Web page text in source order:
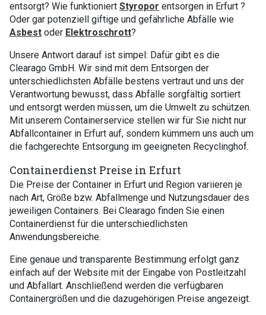
entsorgt? Wie funktioniert Styropor entsorgen in Erfurt ?
Oder gar potenziell giftige und gefährliche Abfälle wie
Asbest oder Elektroschrott?
Unsere Antwort darauf ist simpel: Dafür gibt es die
Clearago GmbH. Wir sind mit dem Entsorgen der
unterschiedlichsten Abfälle bestens vertraut und uns der
Verantwortung bewusst, dass Abfälle sorgfältig sortiert
und entsorgt werden müssen, um die Umwelt zu schützen.
Mit unserem Containerservice stellen wir für Sie nicht nur
Abfallcontainer in Erfurt auf, sondern kümmern uns auch um
die fachgerechte Entsorgung im geeigneten Recyclinghof.
Containerdienst Preise in Erfurt
Die Preise der Container in Erfurt und Region variieren je
nach Art, Größe bzw. Abfallmenge und Nutzungsdauer des
jeweiligen Containers. Bei Clearago finden Sie einen
Containerdienst für die unterschiedlichsten
Anwendungsbereiche.
Eine genaue und transparente Bestimmung erfolgt ganz
einfach auf der Website mit der Eingabe von Postleitzahl
und Abfallart. Anschließend werden die verfügbaren
Containergrößen und die dazugehörigen Preise angezeigt.